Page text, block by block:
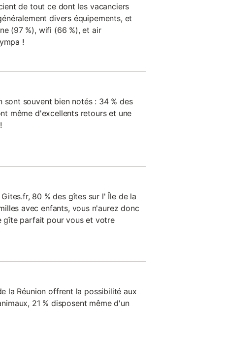
de tout ce dont les vacanciers
divers équipements, et
(97 %), wifi (66 %), et air
!
souvent bien notés : 34 % des
même d'excellents retours et une
80 % des gîtes sur l' Île de la
avec enfants, vous n'aurez donc
gîte parfait pour vous et votre
la Réunion offrent la possibilité aux
21 % disposent même d'un